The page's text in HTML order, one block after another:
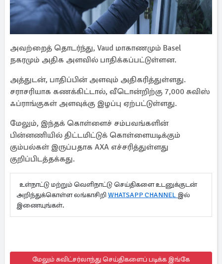
அவற்றைத் தொடர்ந்து, Vaud மாகாணமும் Basel
நகரமும் அதிக அளவில் பாதிக்கப்பட்டுள்ளன.
அத்துடன், பாதிப்பின் அளவும் அதிகரித்துள்ளது.
சராசரியாக கணக்கிட்டால், வீடொன்றிற்கு 7,000 சுவிஸ்
ஃப்ராங்குகள் அளவுக்கு இழப்பு ஏற்பட்டுள்ளது.
மேலும், இந்தக் கொள்ளைச் சம்பவங்களின்
பின்னணியில் திட்டமிட்டுக் கொள்ளையடிக்கும்
கும்பல்கள் இருப்பதாக AXA எச்சரித்துள்ளது
குறிப்பிடத்தக்கது.
உள்நாட்டு மற்றும் வெளிநாட்டு செய்திகளை உடனுக்குடன்
அறிந்துக்கொள்ள லங்காசிறி WHATSAPP CHANNEL இல்
இணையுங்கள்.
மேலும் சுவிட்சர்லாந்து செய்திகளைப் படிக்க இங்கே